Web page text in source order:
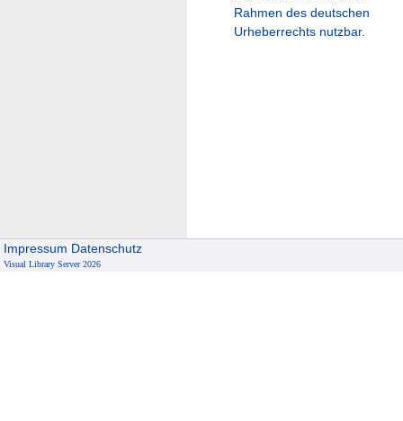
Rahmen des deutschen
Urheberrechts nutzbar.
Impressum Datenschutz
Visual Library Server 2026